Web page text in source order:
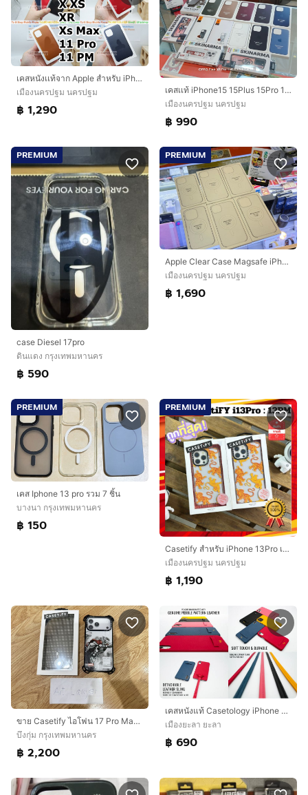
เคสหนังเเท้จาก Apple สำหรับ iPhone x xs xr xsmax 11Pro 11PM 13 13pro 13PM 14 14Pro 14PM 15 15Pro 15PM 16Pro 16PM
เมืองนครปฐม นครปฐม
฿ 1,290
เคสเเท้ iPhone15 15Plus 15Pro 15PM
เมืองนครปฐม นครปฐม
฿ 990
PREMIUM
case Diesel 17pro
ดินแดง กรุงเทพมหานคร
฿ 590
PREMIUM
Apple Clear Case Magsafe iPhone 14plus 14pro 14PM 15 15plus 15pro 15PM 16PM เเท้ใหม่
เมืองนครปฐม นครปฐม
฿ 1,690
PREMIUM
เคส Iphone 13 pro รวม 7 ชิ้น
บางนา กรุงเทพมหานคร
฿ 150
PREMIUM
Casetify สำหรับ iPhone 13Pro เเละ 13ProMax เเท้ใหม่
เมืองนครปฐม นครปฐม
฿ 1,190
ขาย Casetify ไอโฟน 17 Pro Max แท้ สภาพใหม่ มือ2
บึงกุ่ม กรุงเทพมหานคร
฿ 2,200
เคสหนังแท้ Casetology iPhone 12 Pro Max พร้อมสายสะพาย Genuine Leather With Sling สินค้าใหม่ มือหนึ่ง หายาก ราคาพิเศษ
เมืองยะลา ยะลา
฿ 690